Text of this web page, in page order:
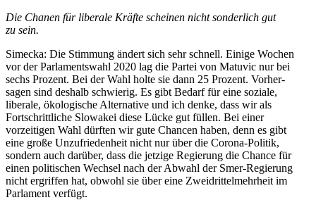
Die Chanen für liberale Kräfte scheinen nicht sonderlich gut
zu sein.
Simecka: Die Stimmung ändert sich sehr schnell. Einige Wochen
vor der Parla­mentswahl 2020 lag die Partei von Matuvic nur bei
sechs Prozent. Bei der Wahl holte sie dann 25 Prozent. Vorher­
sagen sind deshalb schwierig. Es gibt Bedarf für eine soziale,
liberale, ökolo­gische Alter­native und ich denke, dass wir als
Fortschritt­liche Slowakei diese Lücke gut füllen. Bei einer
vorzei­tigen Wahl dürften wir gute Chancen haben, denn es gibt
eine große Unzufrie­denheit nicht nur über die Corona-Politik,
sondern auch darüber, dass die jetzige Regierung die Chance für
einen politi­schen Wechsel nach der Abwahl der Smer-Regierung
nicht ergriffen hat, obwohl sie über eine Zweidrit­tel­mehrheit im
Parlament verfügt.